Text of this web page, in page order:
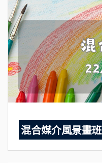
混合媒介風景畫班